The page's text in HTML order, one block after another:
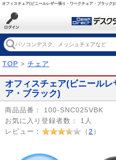
オフィスチェア(ビニールレザー張り・ワークチェア・ブラック)/
TOP > チェア
オフィスチェア(ビニール
ア・ブラック)
商品品番：
100-SNC025VBK
お気に入り登録者数：
1人
レビュー：
（ 2 ）